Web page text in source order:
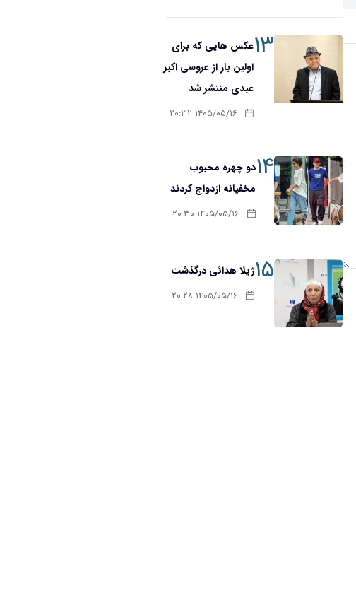
۱۳عکس هایی که برای
اولین بار از عروسی اکبر
عبدی منتشر شد
۱۴۰۵/۰۵/۱۶ ۲۰:۳۲
۱۴دو چهره محبوب
مخفیانه ازدواج کردند
۱۴۰۵/۰۵/۱۶ ۲۰:۳۰
۱۵ژیلا هدائی درگذشت
۱۴۰۵/۰۵/۱۶ ۲۰:۲۸